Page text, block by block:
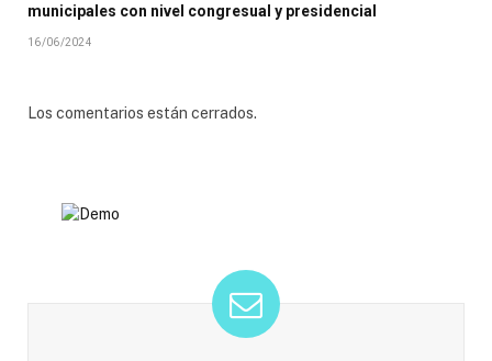
municipales con nivel congresual y presidencial
16/06/2024
Los comentarios están cerrados.